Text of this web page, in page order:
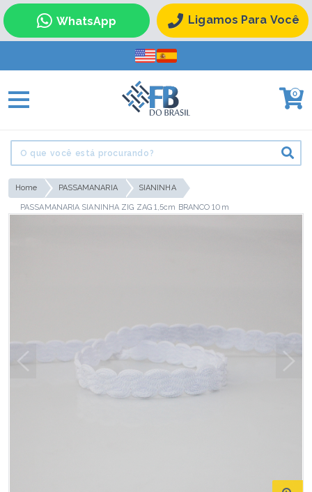
WhatsApp Ligamos Para Você
0
Home PASSAMANARIA SIANINHA
PASSAMANARIA SIANINHA ZIG ZAG 1,5cm BRANCO 10m